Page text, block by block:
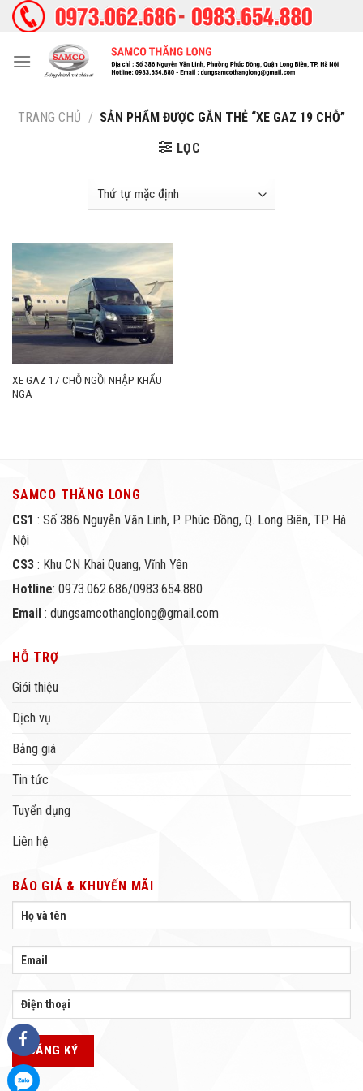
Skip
TRANG CHỦ / SẢN PHẨM ĐƯỢC GẮN THẺ “XE GAZ 19 CHỖ”
LỌC
XE GAZ 17 CHỖ NGỒI NHẬP KHẨU
NGA
SAMCO THĂNG LONG
CS1 : Số 386 Nguyễn Văn Linh, P. Phúc Đồng, Q. Long Biên, TP. Hà
Nội
CS3 : Khu CN Khai Quang, Vĩnh Yên
Hotline: 0973.062.686/0983.654.880
Email : dungsamcothanglong@gmail.com
HỖ TRỢ
Giới thiệu
Dịch vụ
Bảng giá
Tin tức
Tuyển dụng
Liên hệ
BÁO GIÁ & KHUYẾN MÃI